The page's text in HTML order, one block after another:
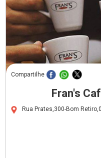
Compartilhe
Fran's
Rua Prates,300-Bom